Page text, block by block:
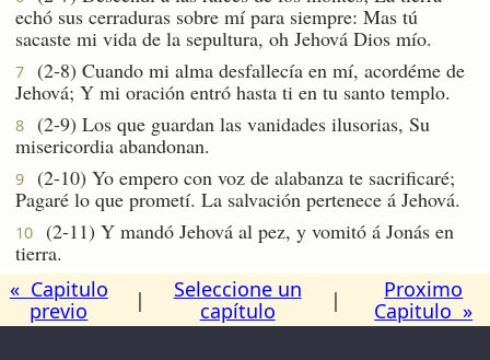
echó sus cerraduras sobre mí para siempre: Mas tú
sacaste mi vida de la sepultura, oh Jehová Dios mío.
7
(2-8) Cuando mi alma desfallecía en mí, acordéme de
Jehová; Y mi oración entró hasta ti en tu santo templo.
8
(2-9) Los que guardan las vanidades ilusorias, Su
misericordia abandonan.
9
(2-10) Yo empero con voz de alabanza te sacrificaré;
Pagaré lo que prometí. La salvación pertenece á Jehová.
10
(2-11) Y mandó Jehová al pez, y vomitó á Jonás en
tierra.
« Capitulo
previo
|
Seleccione un
capítulo
|
Proximo
Capitulo »